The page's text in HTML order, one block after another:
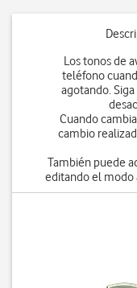
Los tonos de
teléfono
agotando.
Cuando
cambio
También puede
editando el modo